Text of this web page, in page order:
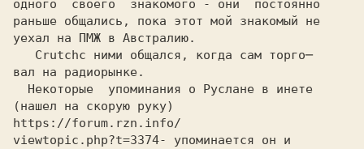
одного  своего  знакомого - они  постоянно
раньше общались, пока этот мой знакомый не
уехал на ПМЖ в Австралию.
   Crutch
вал на радиорынке.
(нашел на скорую руку)
https://forum.rzn.info/
viewtopic.php?t=3374- упоминается он и